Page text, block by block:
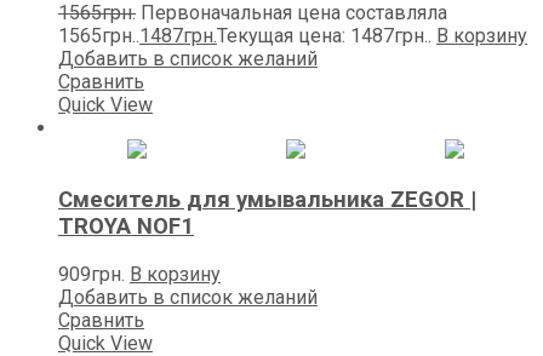
1565грн. Первоначальная цена составляла
1565грн..1487грн.Текущая цена: 1487грн.. В корзину
Добавить в список желаний
Сравнить
Quick View
Смеситель для умывальника ZEGOR |
TROYA NOF1
909грн. В корзину
Добавить в список желаний
Сравнить
Quick View